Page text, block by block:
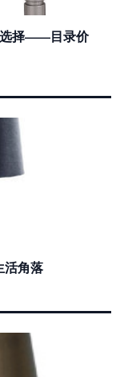
选择——目录价
活角落